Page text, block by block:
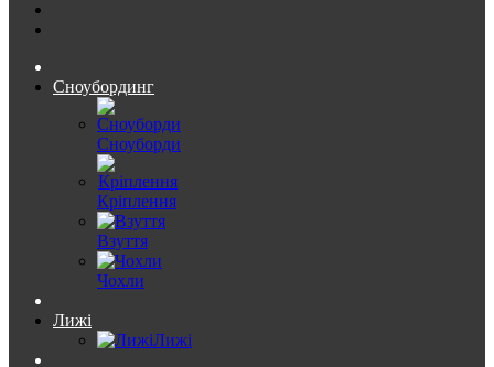
Сноубординг
Сноуборди
Кріплення
Взуття
Чохли
Лижі
Лижі